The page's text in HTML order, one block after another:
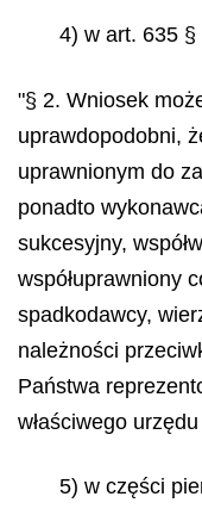
4) w art. 635
"§ 2. Wniosek
uprawdopodobni,
uprawnionym do
ponadto
sukcesyjny,
współuprawniony
spadkodawcy,
należności
Państwa
właściwego
5) w części